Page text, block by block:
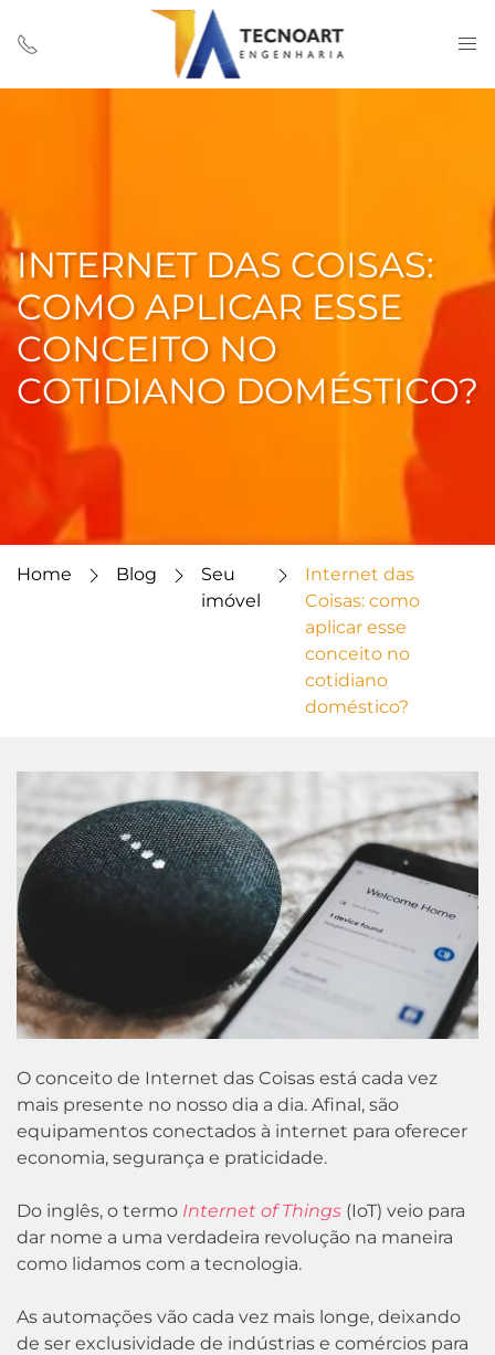
INTERNET DAS COISAS:
COMO APLICAR ESSE
CONCEITO NO
COTIDIANO DOMÉSTICO?
Home Blog
Seu
imóvel
Internet das
Coisas: como
aplicar esse
conceito no
cotidiano
doméstico?
O conceito de Internet das Coisas está cada vez
mais presente no nosso dia a dia. Afinal, são
equipamentos conectados à internet para oferecer
economia, segurança e praticidade.
Do inglês, o termo Internet of Things (IoT) veio para
dar nome a uma verdadeira revolução na maneira
como lidamos com a tecnologia.
As automações vão cada vez mais longe, deixando
de ser exclusividade de indústrias e comércios para